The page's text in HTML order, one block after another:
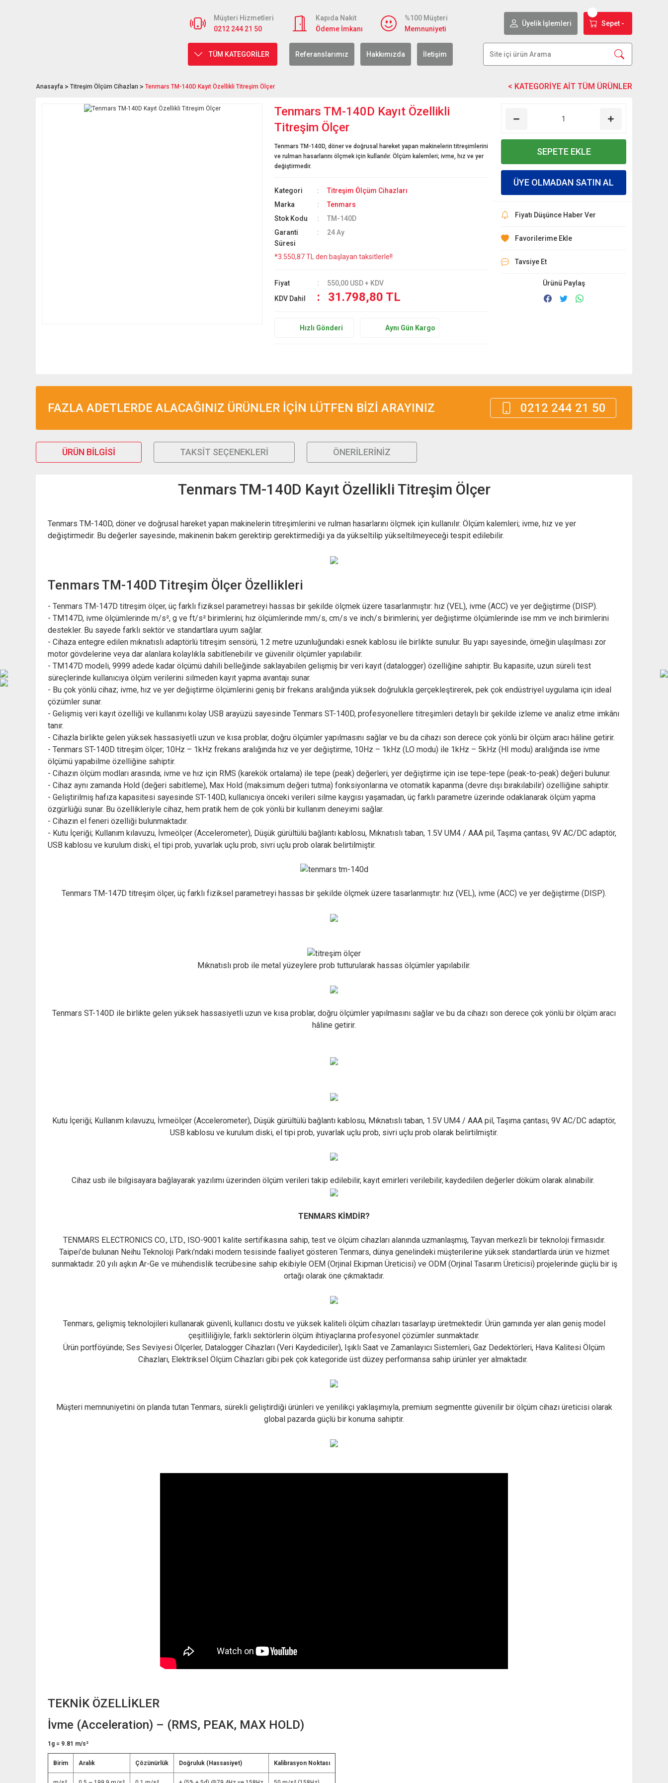
Müşteri Hizmetleri
0212 244 21 50
Kapıda Nakit
Ödeme İmkanı
%100 Müşteri
Memnuniyeti
Üyelik İşlemleri Sepet -
TÜM KATEGORİLER Referanslarımız Hakkımızda İletişim
Anasayfa Titreşim Ölçüm Cihazları Tenmars TM-140D Kayıt Özellikli Titreşim Ölçer
Tenmars TM-140D Kayıt Özellikli
Titreşim Ölçer
Tenmars TM-140D, döner ve doğrusal hareket yapan makinelerin titreşimlerini
ve rulman hasarlarını ölçmek için kullanılır. Ölçüm kalemleri; ivme, hız ve yer
değiştirmedir.
Kategori
Titreşim Ölçüm Cihazları
Marka
Tenmars
Stok Kodu
TM-140D
Garanti
Süresi
24 Ay
*3.550,87 TL den başlayan taksitlerle!!
Fiyat
550,00 USD + KDV
KDV Dahil
31.798,80 TL
Hızlı Gönderi Aynı Gün Kargo
SEPETE EKLE
ÜYE OLMADAN SATIN AL
Fiyatı Düşünce Haber Ver
Tavsiye Et
Ürünü Paylaş
FAZLA ADETLERDE ALACAĞINIZ ÜRÜNLER İÇİN LÜTFEN BİZİ ARAYINIZ 0212 244 21 50
ÜRÜN BILGISI TAKSIT SEÇENEKLERI ÖNERILERINIZ
Tenmars TM-140D Kayıt Özellikli Titreşim Ölçer
Tenmars TM-140D, döner ve doğrusal hareket yapan makinelerin titreşimlerini ve rulman hasarlarını ölçmek için kullanılır. Ölçüm kalemleri; ivme, hız ve yer
değiştirmedir. Bu değerler sayesinde, makinenin bakım gerektirip gerektirmediği ya da yükseltilip yükseltilmeyeceği tespit edilebilir.
Tenmars TM-140D Titreşim Ölçer Özellikleri
- Tenmars TM-147D titreşim ölçer, üç farklı fiziksel parametreyi hassas bir şekilde ölçmek üzere tasarlanmıştır: hız (VEL), ivme (ACC) ve yer değiştirme (DISP).
- TM147D, ivme ölçümlerinde m/s², g ve ft/s² birimlerini; hız ölçümlerinde mm/s, cm/s ve inch/s birimlerini; yer değiştirme ölçümlerinde ise mm ve inch birimlerini
destekler. Bu sayede farklı sektör ve standartlara uyum sağlar.
- Cihaza entegre edilen mıknatıslı adaptörlü titreşim sensörü, 1.2 metre uzunluğundaki esnek kablosu ile birlikte sunulur. Bu yapı sayesinde, örneğin ulaşılması zor
motor gövdelerine veya dar alanlara kolaylıkla sabitlenebilir ve güvenilir ölçümler yapılabilir.
- TM147D modeli, 9999 adede kadar ölçümü dahili belleğinde saklayabilen gelişmiş bir veri kayıt (datalogger) özelliğine sahiptir. Bu kapasite, uzun süreli test
süreçlerinde kullanıcıya ölçüm verilerini silmeden kayıt yapma avantajı sunar.
- Bu çok yönlü cihaz; ivme, hız ve yer değiştirme ölçümlerini geniş bir frekans aralığında yüksek doğrulukla gerçekleştirerek, pek çok endüstriyel uygulama için ideal
çözümler sunar.
- Gelişmiş veri kayıt özelliği ve kullanımı kolay USB arayüzü sayesinde Tenmars ST-140D, profesyonellere titreşimleri detaylı bir şekilde izleme ve analiz etme imkânı
tanır.
- Cihazla birlikte gelen yüksek hassasiyetli uzun ve kısa problar, doğru ölçümler yapılmasını sağlar ve bu da cihazı son derece çok yönlü bir ölçüm aracı hâline getirir.
- Tenmars ST-140D titreşim ölçer; 10Hz – 1kHz frekans aralığında hız ve yer değiştirme, 10Hz – 1kHz (LO modu) ile 1kHz – 5kHz (HI modu) aralığında ise ivme
ölçümü yapabilme özelliğine sahiptir.
- Cihazın ölçüm modları arasında; ivme ve hız için RMS (karekök ortalama) ile tepe (peak) değerleri, yer değiştirme için ise tepe-tepe (peak-to-peak) değeri bulunur.
- Cihaz aynı zamanda Hold (değeri sabitleme), Max Hold (maksimum değeri tutma) fonksiyonlarına ve otomatik kapanma (devre dışı bırakılabilir) özelliğine sahiptir.
- Geliştirilmiş hafıza kapasitesi sayesinde ST-140D, kullanıcıya önceki verileri silme kaygısı yaşamadan, üç farklı parametre üzerinde odaklanarak ölçüm yapma
özgürlüğü sunar. Bu özellikleriyle cihaz, hem pratik hem de çok yönlü bir kullanım deneyimi sağlar.
- Cihazın el feneri özelliği bulunmaktadır.
- Kutu İçeriği; Kullanım kılavuzu, İvmeölçer (Accelerometer), Düşük gürültülü bağlantı kablosu, Mıknatıslı taban, 1.5V UM4 / AAA pil, Taşıma çantası, 9V AC/DC adaptör,
USB kablosu ve kurulum diski, el tipi prob, yuvarlak uçlu prob, sivri uçlu prob olarak belirtilmiştir.
Tenmars TM-147D titreşim ölçer, üç farklı fiziksel parametreyi hassas bir şekilde ölçmek üzere tasarlanmıştır: hız (VEL), ivme (ACC) ve yer değiştirme (DISP).
Mıknatıslı prob ile metal yüzeylere prob tutturularak hassas ölçümler yapılabilir.
Tenmars ST-140D ile birlikte gelen yüksek hassasiyetli uzun ve kısa problar, doğru ölçümler yapılmasını sağlar ve bu da cihazı son derece çok yönlü bir ölçüm aracı
hâline getirir.
Kutu İçeriği; Kullanım kılavuzu, İvmeölçer (Accelerometer), Düşük gürültülü bağlantı kablosu, Mıknatıslı taban, 1.5V UM4 / AAA pil, Taşıma çantası, 9V AC/DC adaptör,
USB kablosu ve kurulum diski, el tipi prob, yuvarlak uçlu prob, sivri uçlu prob olarak belirtilmiştir.
Cihaz usb ile bilgisayara bağlayarak yazılımı üzerinden ölçüm verileri takip edilebilir, kayıt emirleri verilebilir, kaydedilen değerler döküm olarak alınabilir.
TENMARS KİMDİR?
TENMARS ELECTRONICS CO., LTD., ISO-9001 kalite sertifikasına sahip, test ve ölçüm cihazları alanında uzmanlaşmış, Tayvan merkezli bir teknoloji firmasıdır.
Taipei’de bulunan Neihu Teknoloji Parkı’ndaki modern tesisinde faaliyet gösteren Tenmars, dünya genelindeki müşterilerine yüksek standartlarda ürün ve hizmet
sunmaktadır. 20 yılı aşkın Ar-Ge ve mühendislik tecrübesine sahip ekibiyle OEM (Orjinal Ekipman Üreticisi) ve ODM (Orjinal Tasarım Üreticisi) projelerinde güçlü bir iş
ortağı olarak öne çıkmaktadır.
Tenmars, gelişmiş teknolojileri kullanarak güvenli, kullanıcı dostu ve yüksek kaliteli ölçüm cihazları tasarlayıp üretmektedir. Ürün gamında yer alan geniş model
çeşitliliğiyle; farklı sektörlerin ölçüm ihtiyaçlarına profesyonel çözümler sunmaktadır.
Ürün portföyünde; Ses Seviyesi Ölçerler, Datalogger Cihazları (Veri Kaydediciler), Işıklı Saat ve Zamanlayıcı Sistemleri, Gaz Dedektörleri, Hava Kalitesi Ölçüm
Cihazları, Elektriksel Ölçüm Cihazları gibi pek çok kategoride üst düzey performansa sahip ürünler yer almaktadır.
Müşteri memnuniyetini ön planda tutan Tenmars, sürekli geliştirdiği ürünleri ve yenilikçi yaklaşımıyla, premium segmentte güvenilir bir ölçüm cihazı üreticisi olarak
global pazarda güçlü bir konuma sahiptir.
TEKNİK ÖZELLİKLER
İvme (Acceleration) – (RMS, PEAK, MAX HOLD)
1g = 9.81 m/s²
Birim Aralık Çözünürlük Doğruluk (Hassasiyet) Kalibrasyon Noktası